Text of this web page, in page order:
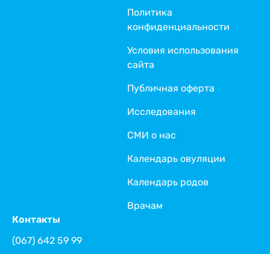
Политика
конфиденциальности
Условия использования
сайта
Публичная оферта
Исследования
СМИ о нас
Календарь овуляции
Календарь родов
Врачам
Контакты
(067) 642 59 99